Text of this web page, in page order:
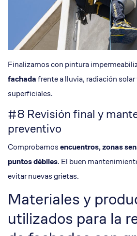
Finalizamos con pintura
fachadafrente a lluvia, radiación
superficiales.
#8 Revisión final y
preventivo
Comprobamosencuentros, zonas
puntos débiles. El buen
evitar nuevas grietas.
Materiales y
utilizados para la